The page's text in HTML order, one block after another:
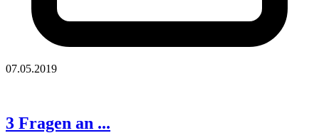
07.05.2019
3 Fragen an ...